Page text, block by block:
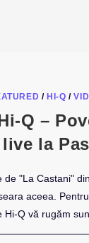
/ HI-Q /
Q –
la
de "La Castani"
aceea.
Hi-Q vă rugăm